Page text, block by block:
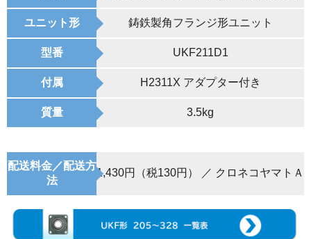
ユニット形 鋳鉄製角フランジ形ユニット
型番 UKF211D1
付属 H2311X アダプター付き
質量 3.5kg
配送料金／配送方
法
1,430円（税130円） ／ クロネコヤマトＡ